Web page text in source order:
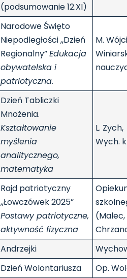
(podsumowanie 12.XI)
Narodowe Święto
Niepodległości ,,Dzień
Regionalny”Edukacja
obywatelska i
patriotyczna.
M.
Dzień Tabliczki
Mnożenia.
Kształtowanie
myślenia
analitycznego,
matematyka
L. Zych,
Wych.
Rajd patriotyczny
,,Łowczówek 2025”
Postawy patriotyczne,
aktywność fizyczna
(Malec,
Andrzejki
Dzień Wolontariusza Op.